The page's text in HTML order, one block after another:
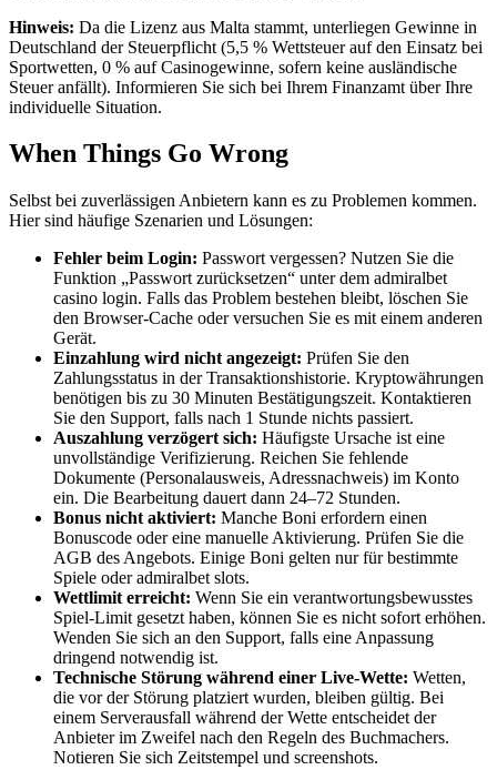
Hinweis: Da die Lizenz aus Malta stammt, unterliegen Gewinne in
Deutschland der Steuerpflicht (5,5 % Wettsteuer auf den Einsatz bei
Sportwetten, 0 % auf Casinogewinne, sofern keine ausländische
Steuer anfällt). Informieren Sie sich bei Ihrem Finanzamt über Ihre
individuelle Situation.
When Things Go Wrong
Selbst bei zuverlässigen Anbietern kann es zu Problemen kommen.
Hier sind häufige Szenarien und Lösungen:
Fehler beim Login: Passwort vergessen? Nutzen Sie die
Funktion „Passwort zurücksetzen“ unter dem admiralbet
casino login. Falls das Problem bestehen bleibt, löschen Sie
den Browser-Cache oder versuchen Sie es mit einem anderen
Gerät.
Einzahlung wird nicht angezeigt: Prüfen Sie den
Zahlungsstatus in der Transaktionshistorie. Kryptowährungen
benötigen bis zu 30 Minuten Bestätigungszeit. Kontaktieren
Sie den Support, falls nach 1 Stunde nichts passiert.
Auszahlung verzögert sich: Häufigste Ursache ist eine
unvollständige Verifizierung. Reichen Sie fehlende
Dokumente (Personalausweis, Adressnachweis) im Konto
ein. Die Bearbeitung dauert dann 24–72 Stunden.
Bonus nicht aktiviert: Manche Boni erfordern einen
Bonuscode oder eine manuelle Aktivierung. Prüfen Sie die
AGB des Angebots. Einige Boni gelten nur für bestimmte
Spiele oder admiralbet slots.
Wettlimit erreicht: Wenn Sie ein verantwortungsbewusstes
Spiel-Limit gesetzt haben, können Sie es nicht sofort erhöhen.
Wenden Sie sich an den Support, falls eine Anpassung
dringend notwendig ist.
Technische Störung während einer Live-Wette: Wetten,
die vor der Störung platziert wurden, bleiben gültig. Bei
einem Serverausfall während der Wette entscheidet der
Anbieter im Zweifel nach den Regeln des Buchmachers.
Notieren Sie sich Zeitstempel und screenshots.